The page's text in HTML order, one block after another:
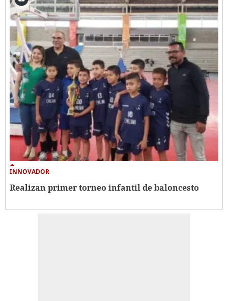
INNOVADOR
Realizan primer torneo infantil de baloncesto